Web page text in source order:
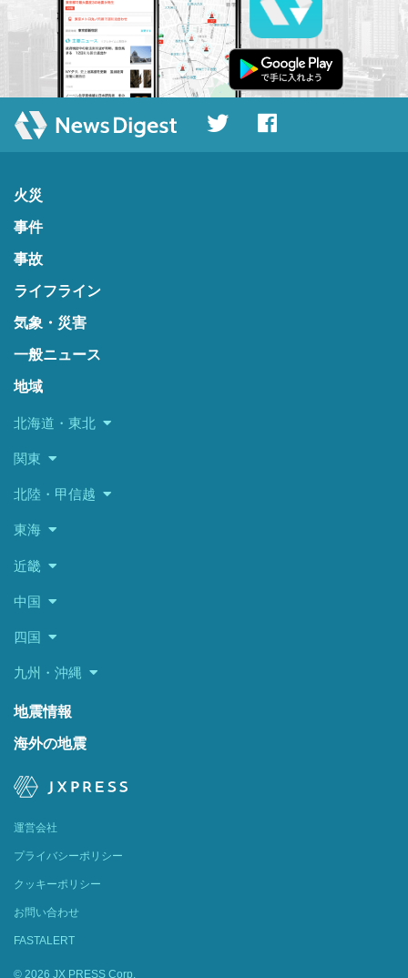
火災
事件
事故
ライフライン
気象・災害
一般ニュース
地域
北海道・東北
関東
北陸・甲信越
東海
近畿
中国
四国
九州・沖縄
地震情報
海外の地震
運営会社
プライバシーポリシー
クッキーポリシー
お問い合わせ
FASTALERT
© 2026 JX PRESS Corp.